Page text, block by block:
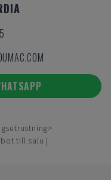
till salu |